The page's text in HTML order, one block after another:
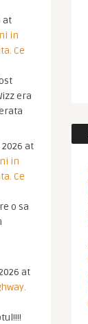
at
in
Ce
era
at
in
Ce
o sa
at